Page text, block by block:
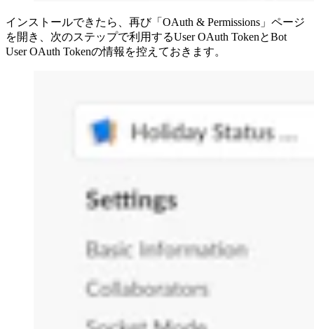
インストールできたら、再び「OAuth & Permissions」ページ
を開き、次のステップで利用するUser OAuth TokenとBot
User OAuth Tokenの情報を控えておきます。